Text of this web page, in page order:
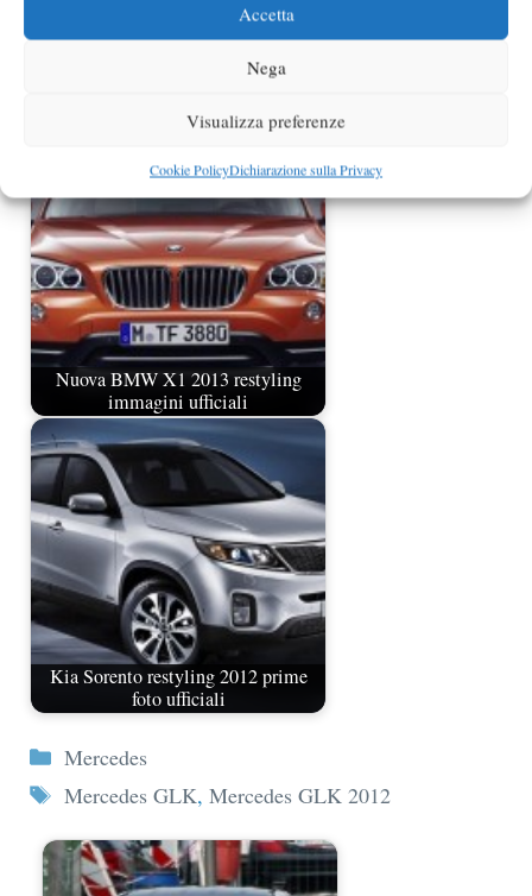
Accetta
Nega
Visualizza preferenze
Cookie PolicyDichiarazione sulla Privacy
Nuova Mercedes GL 2013 foto
Nuova BMW X1 2013 restyling
immagini ufficiali
Kia Sorento restyling 2012 prime
foto ufficiali
Categorie
Mercedes
Tag
Mercedes GLK, Mercedes GLK 2012